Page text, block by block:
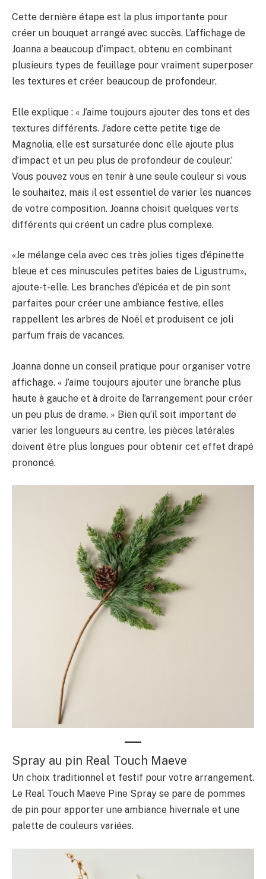
Cette dernière étape est la plus importante pour
créer un bouquet arrangé avec succès. L’affichage de
Joanna a beaucoup d’impact, obtenu en combinant
plusieurs types de feuillage pour vraiment superposer
les textures et créer beaucoup de profondeur.
Elle explique : « J’aime toujours ajouter des tons et des
textures différents. J’adore cette petite tige de
Magnolia, elle est sursaturée donc elle ajoute plus
d’impact et un peu plus de profondeur de couleur.’
Vous pouvez vous en tenir à une seule couleur si vous
le souhaitez, mais il est essentiel de varier les nuances
de votre composition. Joanna choisit quelques verts
différents qui créent un cadre plus complexe.
«Je mélange cela avec ces très jolies tiges d’épinette
bleue et ces minuscules petites baies de Ligustrum»,
ajoute-t-elle. Les branches d’épicéa et de pin sont
parfaites pour créer une ambiance festive, elles
rappellent les arbres de Noël et produisent ce joli
parfum frais de vacances.
Joanna donne un conseil pratique pour organiser votre
affichage. « J’aime toujours ajouter une branche plus
haute à gauche et à droite de l’arrangement pour créer
un peu plus de drame. » Bien qu’il soit important de
varier les longueurs au centre, les pièces latérales
doivent être plus longues pour obtenir cet effet drapé
prononcé.
Spray au pin Real Touch Maeve
Un choix traditionnel et festif pour votre arrangement.
Le Real Touch Maeve Pine Spray se pare de pommes
de pin pour apporter une ambiance hivernale et une
palette de couleurs variées.